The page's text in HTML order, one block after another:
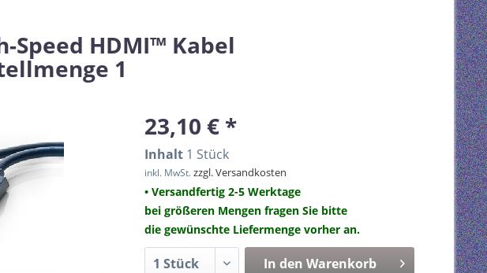
Speed HDMI™ Kabel
1
23,10 € *
Inhalt 1 Stück
inkl. MwSt.zzgl. Versandkosten
• Versandfertig 2-5 Werktage
bei größeren Mengen fragen Sie bitte
die gewünschte Liefermenge vorher an.
In den Warenkorb